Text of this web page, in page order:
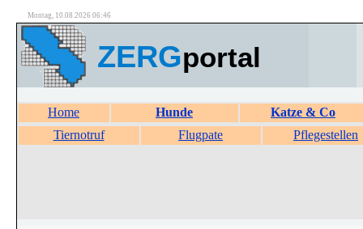
Montag, 10.08.2026 06:46
ZERGportal
Home Hunde
Katze & Co
Tiernotruf
Flugpate Pflegestellen